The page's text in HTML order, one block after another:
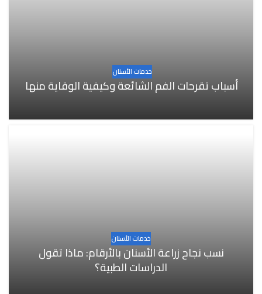
خدمات الأسنان
أسباب تقرحات الفم الشائعة وكيفية الوقاية منها
خدمات الأسنان
نسب نجاح زراعة الأسنان بالأرقام: ماذا تقول
الدراسات الطبية؟